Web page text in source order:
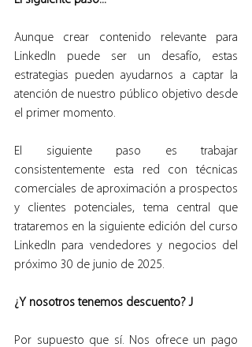
Aunque crear contenido relevante para
LinkedIn puede ser un desafío, estas
estrategias pueden ayudarnos a captar la
atención de nuestro público objetivo desde
el primer momento.
El siguiente paso es trabajar
consistentemente esta red con técnicas
comerciales de aproximación a prospectos
y clientes potenciales, tema central que
trataremos en la siguiente edición del curso
LinkedIn para vendedores y negocios del
próximo 30 de junio de 2025.
¿Y nosotros tenemos descuento? J
Por supuesto que sí. Nos ofrece un pago